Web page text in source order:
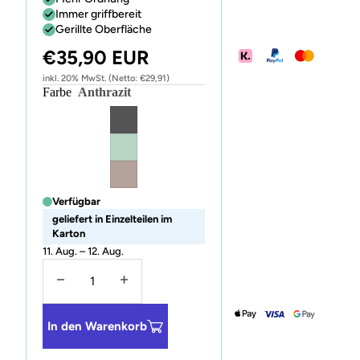
Immer griffbereit
Gerillte Oberfläche
€35,90 EUR
inkl. 20% MwSt. (Netto: €29,91)
Farbe Anthrazit
Verfügbar
geliefert in Einzelteilen im
Karton
11. Aug. – 12. Aug.
Menge verringernMenge erhöhen
In den Warenkorb